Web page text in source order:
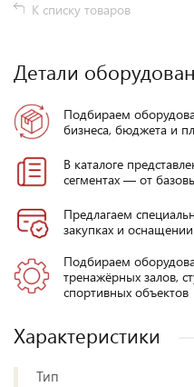
К списку товаров
Детали
Подбираем
бизнеса, бюджета и
В каталоге
сегментах — от
Предлагаем
закупках и
Подбираем
тренажёрных залов,
спортивных объектов
Характеристики
Тип